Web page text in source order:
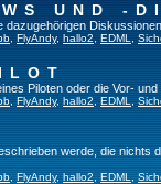
UND -
dazugehörigen
FlyAndy, hallo2 EDML
Piloten oder die Vor-
FlyAndy, hallo2 EDML
werde, die
FlyAndy, hallo2 EDML